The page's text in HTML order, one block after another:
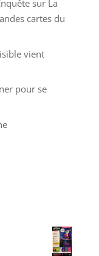
sur La
cartes du
vient
pour se